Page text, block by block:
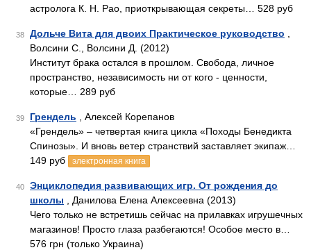
астролога К. Н. Рао, приоткрывающая секреты… 528 руб
38 Дольче Вита для двоих Практическое руководство
Волсини С., Волсини Д. (2012)
Институт брака остался в прошлом. Свобода, личное
пространство, независимость ни от кого - ценности,
которые… 289 руб
39 Грендель , Алексей Корепанов
«Грендель» – четвертая книга цикла «Походы Бенедикта
Спинозы». И вновь ветер странствий заставляет экипаж…
149 руб
электронная книга
40
Энциклопедия развивающих игр. От рождения до
школы , Данилова Елена Алексеевна (2013)
Чего только не встретишь сейчас на прилавках игрушечных
магазинов! Просто глаза разбегаются! Особое место в…
576 грн (только Украина)